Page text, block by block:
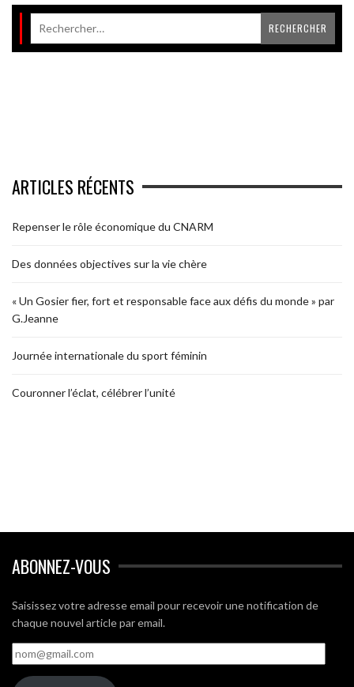
ARTICLES RÉCENTS
Repenser le rôle économique du CNARM
Des données objectives sur la vie chère
« Un Gosier fier, fort et responsable face aux défis du monde » par
G.Jeanne
Journée internationale du sport féminin
Couronner l’éclat, célébrer l’unité
ABONNEZ-VOUS
Saisissez votre adresse email pour recevoir une notification de
chaque nouvel article par email.
nom@gmail.com